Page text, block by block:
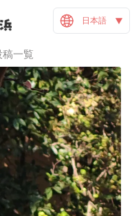
日本語
一覧